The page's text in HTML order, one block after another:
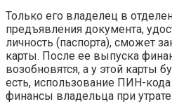
Только его владелец в
предъявления документа,
личность (паспорта), сможет
карты. После ее выпуска
возобновятся, а у этой карты
есть, использование ПИН-кода
финансы владельца при